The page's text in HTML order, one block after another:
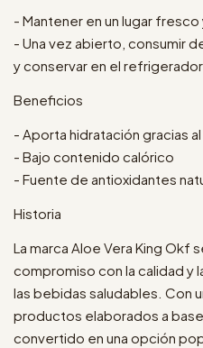
- Mantener en un lugar
- Una vez abierto, consumir
y conservar en el refrigerador
Beneficios
- Aporta hidratación gracias
- Bajo contenido calórico
- Fuente de antioxidantes
Historia
La marca Aloe Vera King Okf
compromiso con la calidad y
las bebidas saludables. Con
productos elaborados a
convertido en una opción